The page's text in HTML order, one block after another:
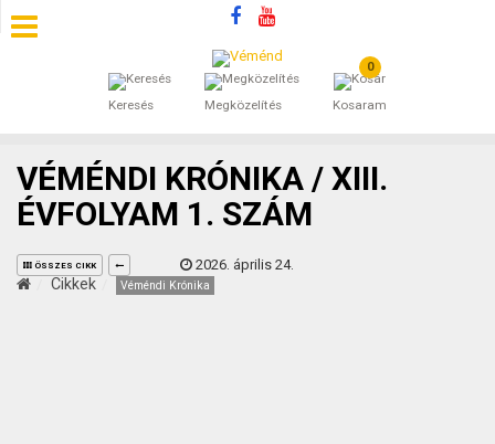
Keresés Megközelítés
0
Kosaram
SZÁLLÁSOK
ÁLTALÁNOS SZERZŐDÉSI FELTÉTELEK
KINCSES BARANYA VÉMÉND
VÉMÉNDI KRÓNIKA / XIII.
ÉVFOLYAM 1. SZÁM
ÖSSZES CIKK 2026. április 24.
Cikkek Véméndi Krónika